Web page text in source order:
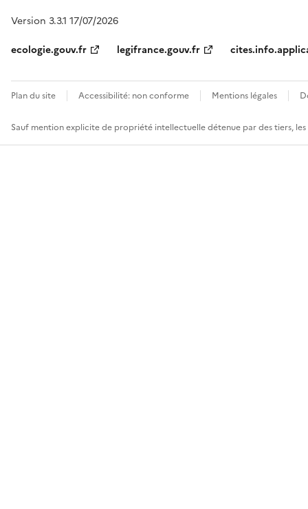
Version 3.3.1 17/07/2026
ecologie.gouv.fr
legifrance.gouv.fr
Plan du site Accessibilité: non conforme Mentions légales
Sauf mention explicite de propriété intellectuelle détenue par des tiers,